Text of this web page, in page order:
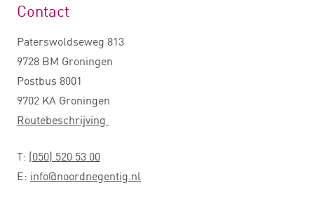
Contact
Paterswoldseweg 813
9728 BM Groningen
Postbus 8001
9702 KA Groningen
Routebeschrijving
T: (050) 520 53 00
E: info@noordnegentig.nl